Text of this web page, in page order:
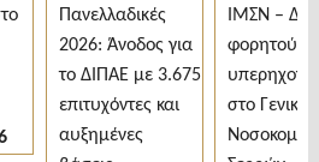
Πανελλαδικές
2026: Άνοδος για
το ΔΙΠΑΕ με 3.675
επιτυχόντες και
αυξημένες
ΙΜΣΝ –
φορητού
στο Γενικό
Νοσοκομείο